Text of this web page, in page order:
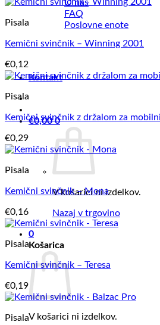
O nas
FAQ
Poslovne enote
Kontakt
€0,00 0
V košarici ni izdelkov.
Nazaj v trgovino
0
Košarica
V košarici ni izdelkov.
Pisala
Kemični svinčnik – Winning 2001
€0,12
Pisala
Kemični svinčnik z držalom za
€0,29
Pisala
Kemični svinčnik – Mona
€0,16
Pisala
Kemični svinčnik – Teresa
€0,19
Pisala